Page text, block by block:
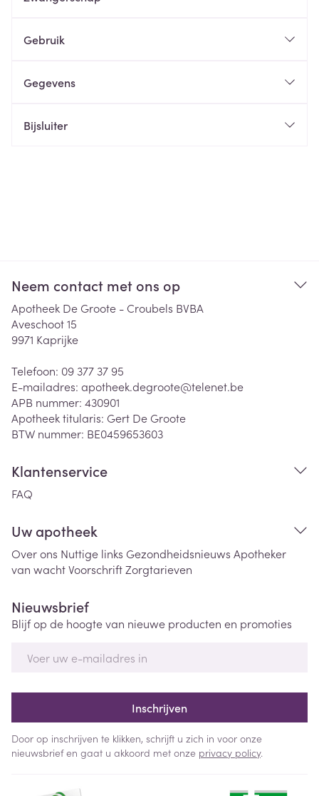
Gebruik
Gegevens
Bijsluiter
Neem contact met ons op
Apotheek De Groote - Croubels BVBA
Aveschoot 15
9971 Kaprijke
Telefoon: 09 377 37 95
E-mailadres: apotheek.degroote@telenet.be
APB nummer: 430901
Apotheek titularis: Gert De Groote
BTW nummer: BE0459653603
Klantenservice
FAQ
Uw apotheek
Over ons Nuttige links Gezondheidsnieuws Apotheker
van wachtVoorschriftZorgtarieven
Nieuwsbrief
Blijf op de hoogte van nieuwe producten en promoties
Inschrijven
Door op inschrijven te klikken, schrijft u zich in voor onze
nieuwsbrief en gaat u akkoord met onze privacy policy.